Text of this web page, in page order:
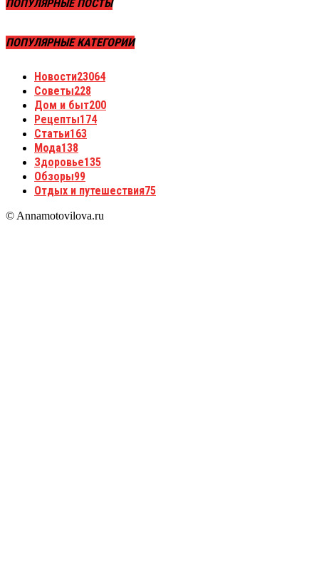
ПОПУЛЯРНЫЕ ПОСТЫ
ПОПУЛЯРНЫЕ КАТЕГОРИИ
Новости23064
Советы228
Дом и быт200
Рецепты174
Статьи163
Мода138
Здоровье135
Обзоры99
Отдых и путешествия75
© Annamotovilova.ru